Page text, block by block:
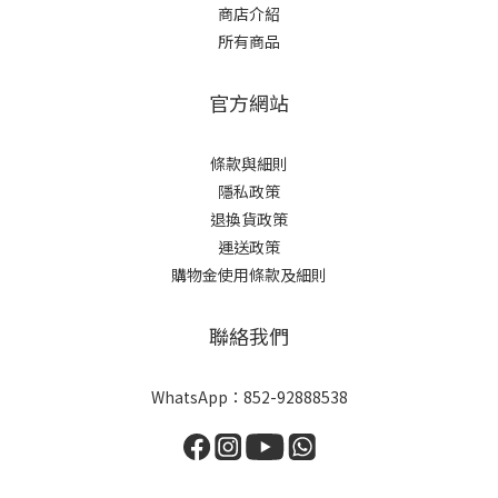
商店介紹
所有商品
官方網站
條款與細則
隱私政策
退換貨政策
運送政策
購物金使用條款及細則
聯絡我們
WhatsApp： 852-92888538